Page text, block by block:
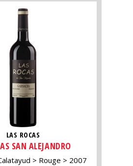
LAS ROCAS
SAN ALEJANDRO
Rouge 2007